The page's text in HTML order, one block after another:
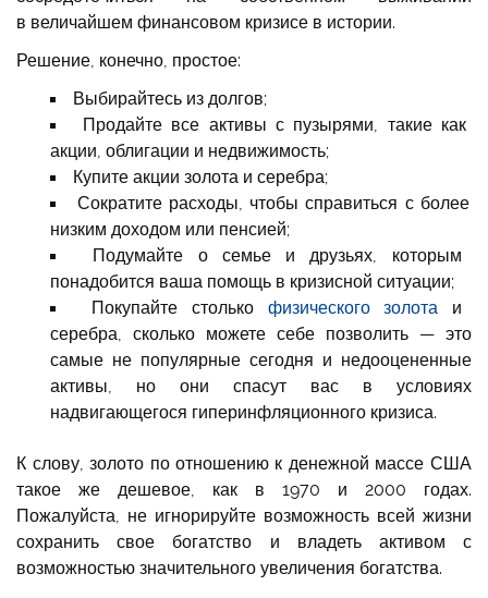
в величайшем финансовом кризисе в истории.
Решение, конечно, простое:
Выбирайтесь из долгов;
Продайте все активы с пузырями, такие как
акции, облигации и недвижимость;
Купите акции золота и серебра;
Сократите расходы, чтобы справиться с более
низким доходом или пенсией;
Подумайте о семье и друзьях, которым
понадобится ваша помощь в кризисной ситуации;
Покупайте столько физического золота и
серебра, сколько можете себе позволить — это
самые не популярные сегодня и недооцененные
активы, но они спасут вас в условиях
надвигающегося гиперинфляционного кризиса.
К слову, золото по отношению к денежной массе США
такое же дешевое, как в 1970 и 2000 годах.
Пожалуйста, не игнорируйте возможность всей жизни
сохранить свое богатство и владеть активом с
возможностью значительного увеличения богатства.